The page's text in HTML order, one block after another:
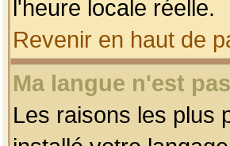
l'heure locale réelle.
Revenir en haut de
Ma langue n'est
Les raisons les plus